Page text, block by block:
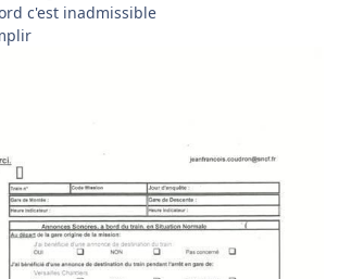
c'est inadmissible